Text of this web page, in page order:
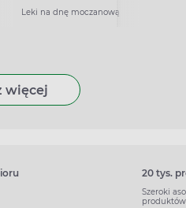
Leki na dnę moczanową
więcej
20 tys.
Szeroki
produktów